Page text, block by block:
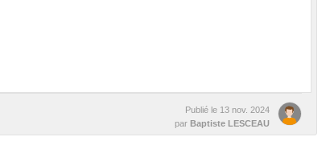
Publié le 13 nov. 2024
par Baptiste LESCEAU